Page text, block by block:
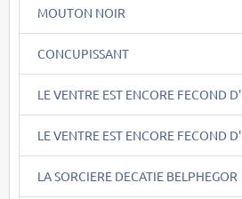
MOUTON NOIR
CONCUPISSANT
LE VENTRE EST ENCORE FECOND D'
LE VENTRE EST ENCORE FECOND D'
LA SORCIERE DECATIE BELPHEGOR